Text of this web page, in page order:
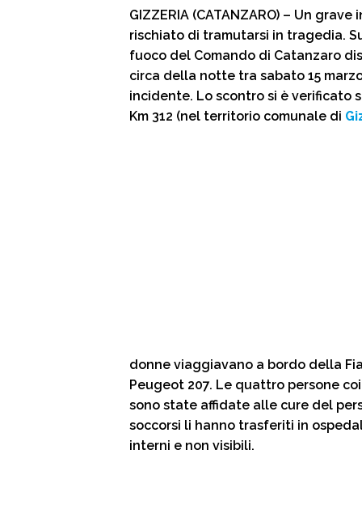
o
o
k
A
p
p
r
a
m
v
i
d
i
GIZZERIA (CATANZARO) – Un
rischiato di tramutarsi in tragedia.
fuoco del Comando di Catanzaro
circa della notte tra sabato 15
incidente. Lo scontro si è verificato
Km 312 (nel territorio comunale di
donne viaggiavano a bordo della
Peugeot 207. Le quattro persone
sono state affidate alle cure del
soccorsi li hanno trasferiti in
interni e non visibili.